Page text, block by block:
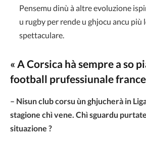
Pensemu dinù à altre evoluzione
u rugby per rende u ghjocu ancu più
spettaculare.
« A Corsica hà sempre a so
football prufessiunale
– Nisun club corsu ùn ghjucherà in
stagione chì vene. Chì sguardu
situazione ?